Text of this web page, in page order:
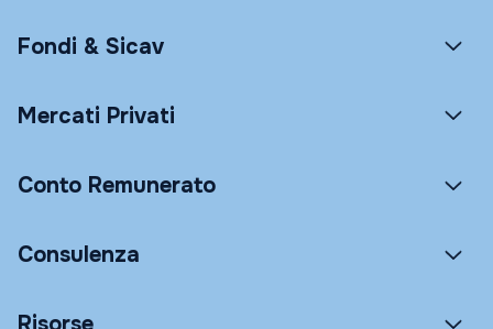
Fondi & Sicav
Mercati Privati
Conto Remunerato
Consulenza